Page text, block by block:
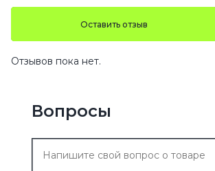
Оставить отзыв
Отзывов пока нет.
Вопросы